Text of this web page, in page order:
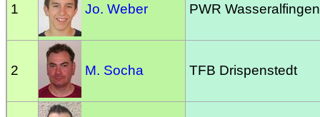
1 Jo. Weber PWR Wasseralfingen
2 M. Socha TFB Drispenstedt